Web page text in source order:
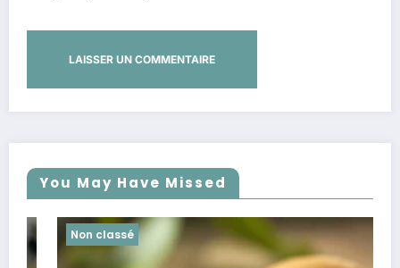
You May Have Missed
Non classé